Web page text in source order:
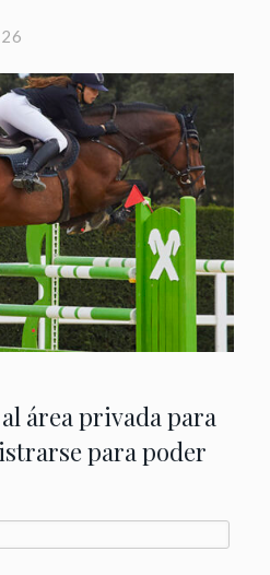
área privada para
para poder